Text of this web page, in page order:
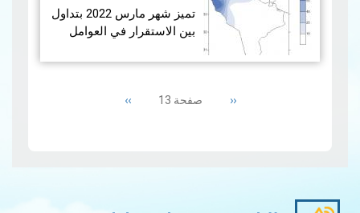
تميز شهر مارس 2022 بتداول
بين الاستقرار في العوامل
تقلّبات جوية متفاوتة الفاعلية
هطول الأمطار متبايناPrevious
‹‹ صفحة 13 Next
››